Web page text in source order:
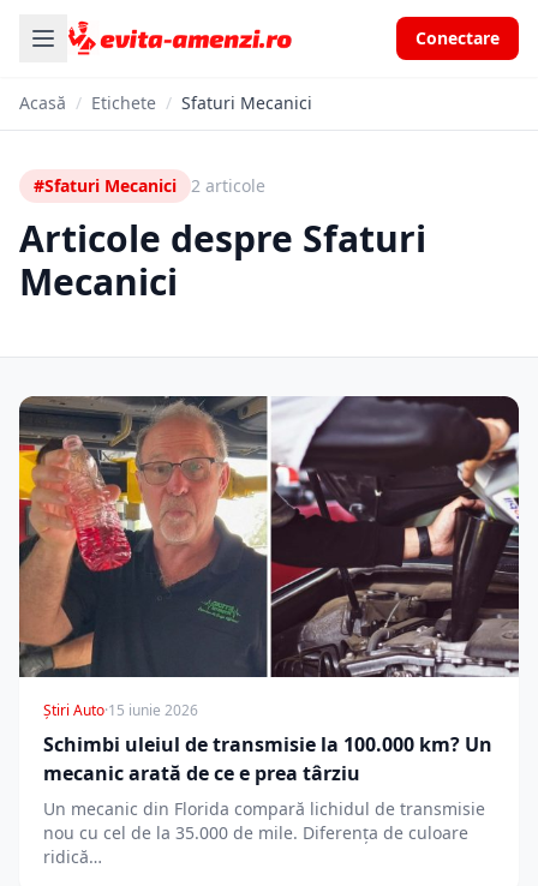
Conectare
Acasă / Etichete / Sfaturi Mecanici
#Sfaturi Mecanici 2 articole
Articole despre Sfaturi
Mecanici
Știri Auto·15 iunie 2026
Schimbi uleiul de transmisie la 100.000 km? Un
mecanic arată de ce e prea târziu
Un mecanic din Florida compară lichidul de transmisie
nou cu cel de la 35.000 de mile. Diferența de culoare
ridică…